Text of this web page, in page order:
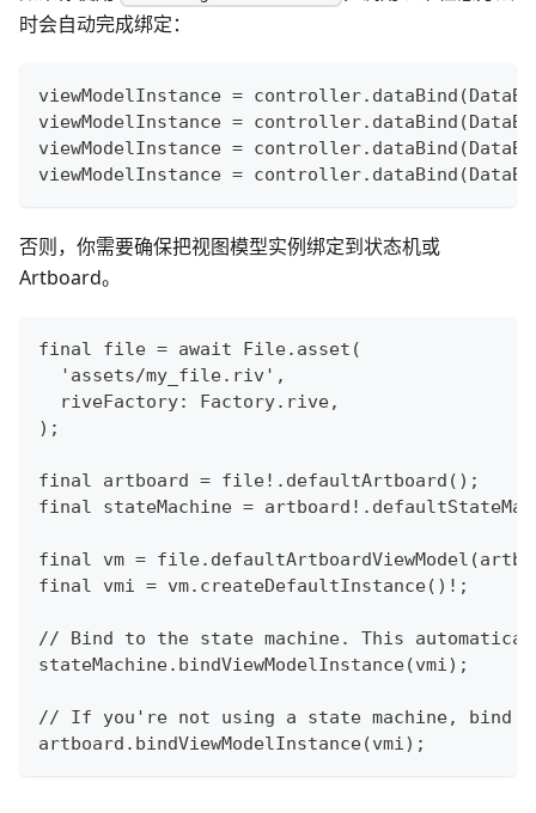
时会自动完成绑定：
viewModelInstance =
viewModelInstance =
viewModelInstance =
viewModelInstance =
否则，你需要确保把视图模型实例绑定到状态机或
Artboard。
final file = await File.asset(
  'assets/my_file.riv',
  riveFactory: Factory.rive,
);
final artboard = file!.defaultArtboard();
final stateMachine =
final vm =
final vmi = vm.createDefaultInstance()!;
// Bind to the state machine. This
stateMachine.bindViewModelInstance(vmi);
// If you're not using a state machine, bind
artboard.bindViewModelInstance(vmi);